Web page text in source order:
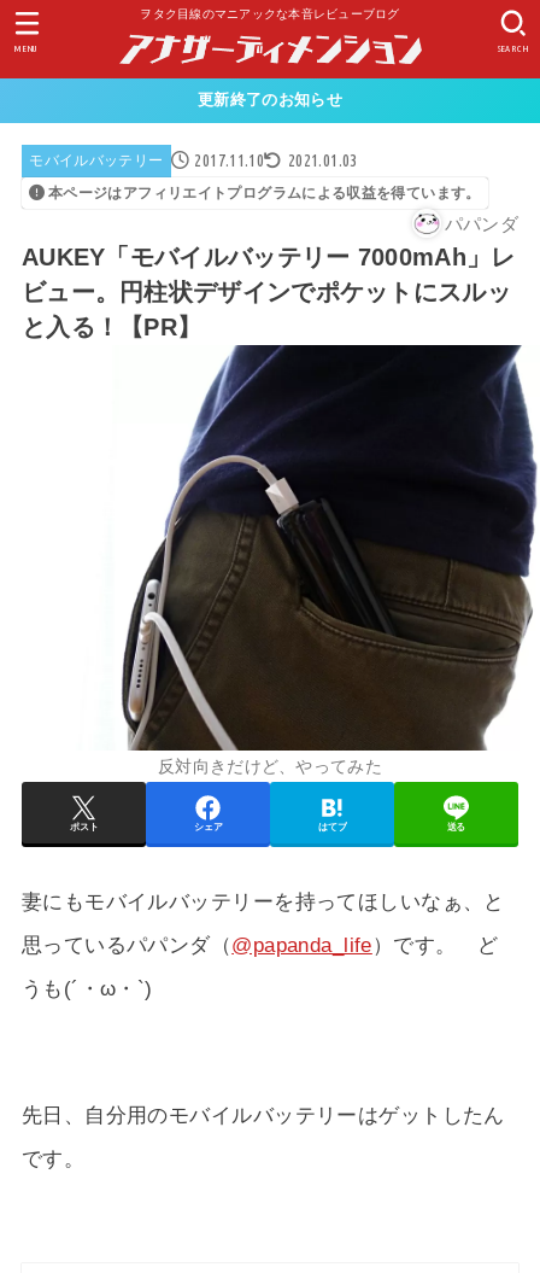
ヲタク目線のマニアックな本音レビューブログ
SEARCH
MENU
更新終了のお知らせ
モバイルバッテリー 2017.11.10 2021.01.03
本ページはアフィリエイトプログラムによる収益を得ています。
パパンダ
AUKEY「モバイルバッテリー 7000mAh」レ
ビュー。円柱状デザインでポケットにスルッ
と入る！【PR】
反対向きだけど、やってみた
ポスト シェア はてブ 送る
妻にもモバイルバッテリーを持ってほしいなぁ、と
思っているパパンダ（@papanda_life）です。 ど
うも(´・ω・`)
先日、自分用のモバイルバッテリーはゲットしたん
です。